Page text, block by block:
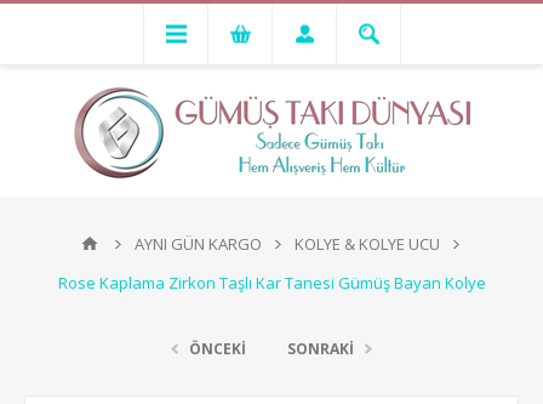
AYNI GÜN KARGO
KOLYE & KOLYE UCU
Rose Kaplama Zirkon Taşlı Kar Tanesi Gümüş Bayan Kolye
ÖNCEKİ SONRAKİ